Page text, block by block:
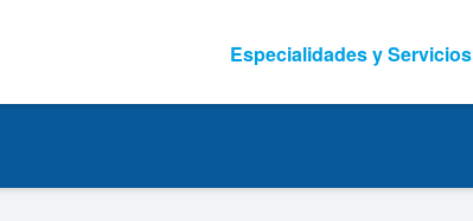
Especialidades y Servicios